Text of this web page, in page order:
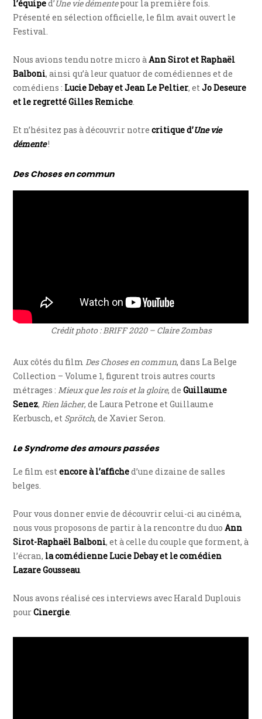
l’équiped’Une vie démentepour la première fois.
Présenté en sélection officielle, le film avait ouvert le
Festival.
Nous avions tendu notre micro àAnn Sirot et Raphaël
Balboni, ainsi qu’à leur quatuor de comédiennes et de
comédiens : Lucie Debay et Jean Le Peltier, etJo Deseure
et le regretté Gilles Remiche.
Et n’hésitez pas à découvrir notrecritique d’Une vie
démente!
Des Choses en commun
Crédit photo : BRIFF 2020 – Claire Zombas
Aux côtés du filmDes Choses en commun, dans La Belge
Collection – Volume 1, figurent trois autres courts
métrages :Mieux que les rois et la gloire, deGuillaume
Senez,Rien lâcher, de Laura Petrone et Guillaume
Kerbusch, et Sprötch, de Xavier Seron.
Le Syndrome des amours passées
Le film estencore à l’affiched’une dizaine de salles
belges.
Pour vous donner envie de découvrir celui-ci au cinéma,
nous vous proposons de partir à la rencontre du duoAnn
Sirot-Raphaël Balboni, et à celle du couple que forment, à
l’écran, la comédienne Lucie Debay et le comédien
Lazare Gousseau.
Nous avons réalisé ces interviews avec Harald Duplouis
pourCinergie.